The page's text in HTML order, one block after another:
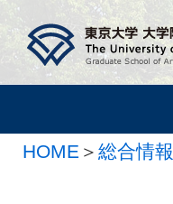
HOME ＞ 総合情報